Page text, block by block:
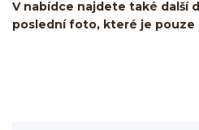
V nabídce najdete také další
poslední foto, které je pouze